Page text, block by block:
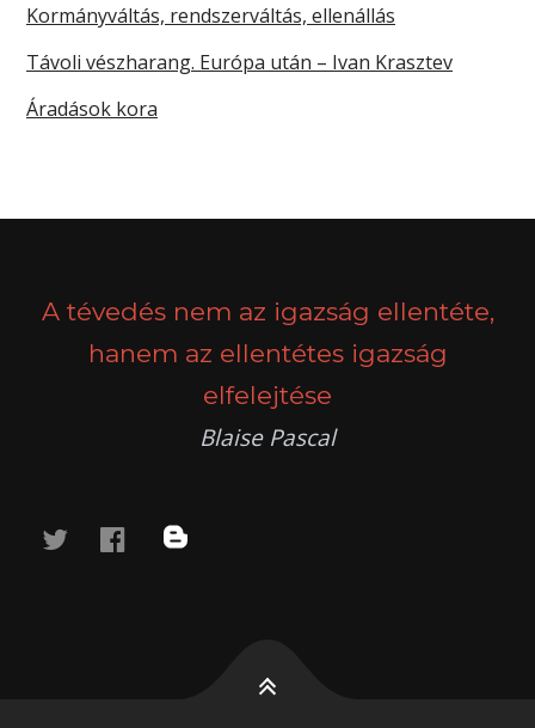
Kormányváltás, rendszerváltás, ellenállás
Távoli vészharang. Európa után – Ivan Krasztev
Áradások kora
A tévedés nem az igazság ellentéte,
hanem az ellentétes igazság
elfelejtése
Blaise Pascal
twitterfacebook
blog